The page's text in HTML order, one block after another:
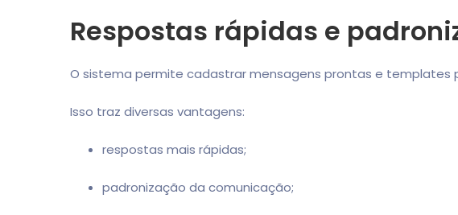
Respostas rápidas e
O sistema permite cadastrar mensagens prontas e templates
Isso traz diversas vantagens:
respostas mais rápidas;
padronização da comunicação;